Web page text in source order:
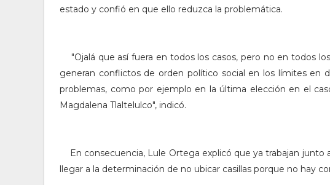
estado y confió en que ello reduzca la problemática.
"Ojalá que así fuera en todos los casos, pero no en todos
generan conflictos de orden político social en los límites en
problemas, como por ejemplo en la última elección en el
Magdalena Tlaltelulco", indicó.
En consecuencia, Lule Ortega explicó que ya trabajan
llegar a la determinación de no ubicar casillas porque no hay